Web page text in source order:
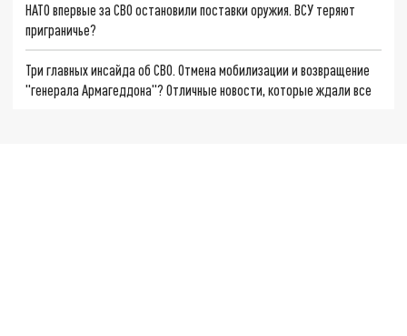
НАТО впервые за СВО остановили поставки оружия. ВСУ теряют
приграничье?
Три главных инсайда об СВО. Отмена мобилизации и возвращение
"генерала Армагеддона"? Отличные новости, которые ждали все